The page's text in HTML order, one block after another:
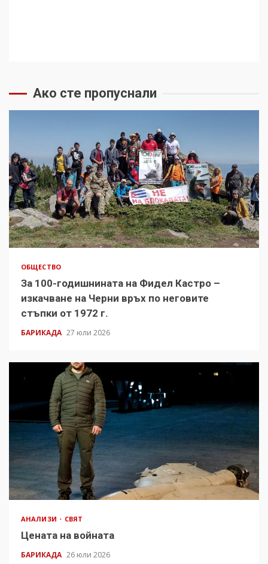
Ако сте пропуснали
ОБЩЕСТВО
За 100-годишнината на Фидел Кастро –
изкачване на Черни връх по неговите
стъпки от 1972 г.
БАРИКАДА 27 юли 2026
АНАЛИЗИ СВЯТ
Цената на войната
БАРИКАДА 26 юли 2026